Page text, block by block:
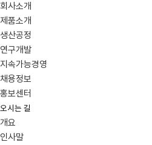
회사소개
제품소개
생산공정
연구개발
지속가능경영
채용정보
홍보센터
오시는 길
개요
인사말